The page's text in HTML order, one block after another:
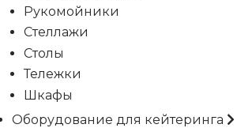
Рукомойники
Стеллажи
Столы
Тележки
Шкафы
Оборудование для кейтеринга